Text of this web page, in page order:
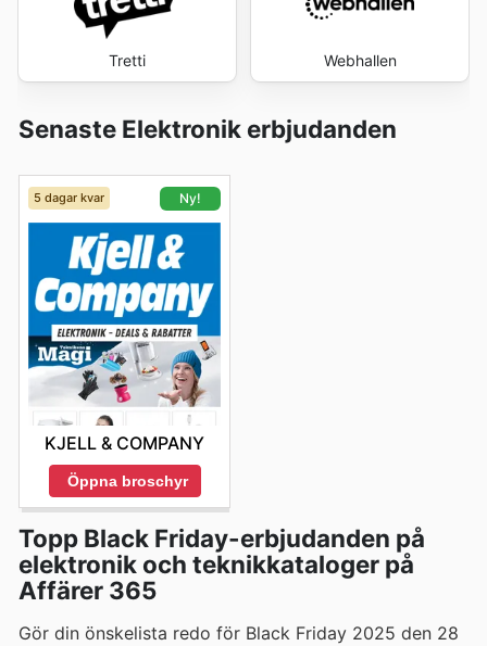
Tretti Webhallen
Senaste Elektronik erbjudanden
5 dagar kvar Ny!
KJELL & COMPANY
Öppna broschyr
Topp Black Friday-erbjudanden på
elektronik och teknikkataloger på
Affärer 365
Gör din önskelista redo för Black Friday 2025 den 28